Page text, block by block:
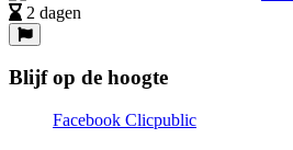
2 dagen
Blijf op de hoogte
Facebook Clicpublic